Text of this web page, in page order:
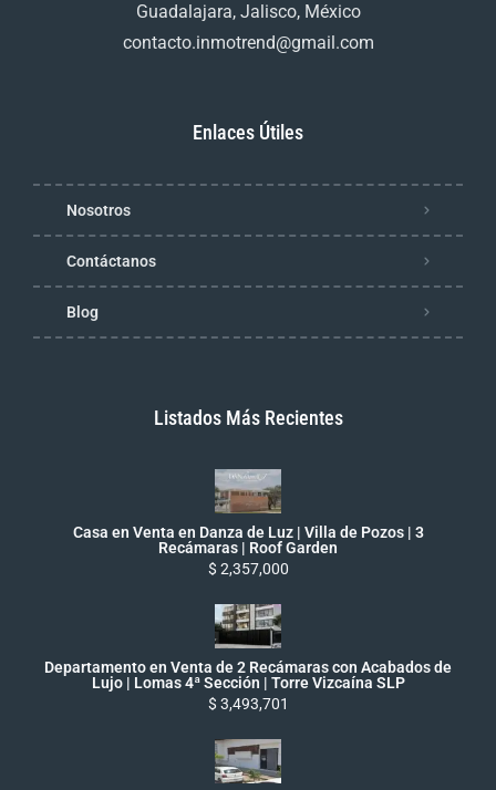
Guadalajara, Jalisco, México
contacto.inmotrend@gmail.com
Enlaces Útiles
Nosotros
Contáctanos
Blog
Listados Más Recientes
Casa en Venta en Danza de Luz | Villa de Pozos | 3
Recámaras | Roof Garden
$ 2,357,000
Departamento en Venta de 2 Recámaras con Acabados de
Lujo | Lomas 4ª Sección | Torre Vizcaína SLP
$ 3,493,701